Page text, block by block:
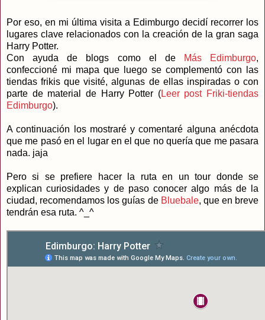
Por eso, en mi última visita a Edimburgo decidí recorrer los
lugares clave relacionados con la creación de la gran saga
Harry Potter.
Con ayuda de blogs como el de
Más Edimburgo,
confeccioné mi mapa que luego se complementó con las
tiendas frikis que visité, algunas de ellas inspiradas o con
parte de material de Harry Potter (Leer post Friki-tiendas
Edimburgo).
A continuación los mostraré y comentaré alguna anécdota
que me pasó en el lugar en el que no quería que me pasara
nada. jaja
Pero si se prefiere hacer la ruta en un tour donde se
explican curiosidades y de paso conocer algo más de la
ciudad, recomendamos los guías de Bluebale, que en breve
tendrán esa ruta. ^_^